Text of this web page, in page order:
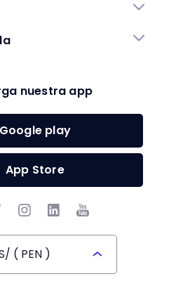
nuestra app
Google play
App Store
( PEN )